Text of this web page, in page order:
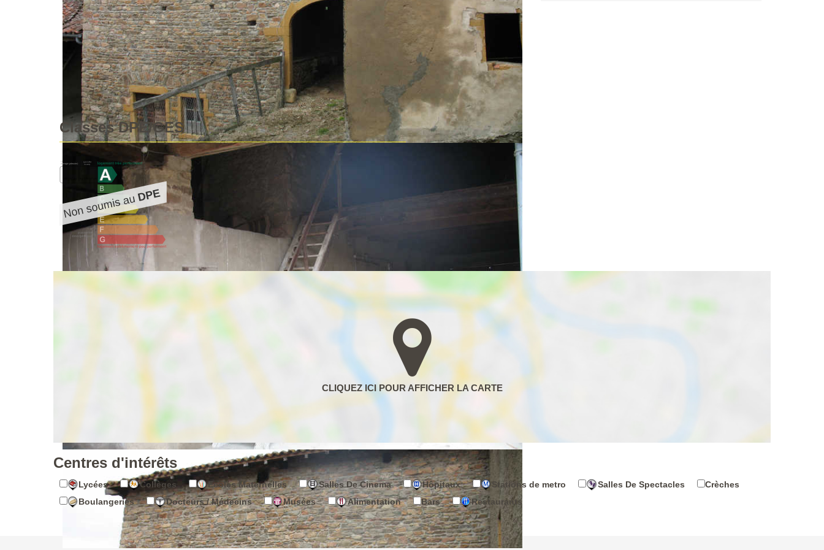
Rare fermette mitoyenne comprenant 50 m² d habitation, hangar, cuvier+cave, belle annexe en pierres, écurie, fort
potentiel d amménagement. 1400 m² de terrain. 6,6 ha de prés et bois loués.
Nos honoraires
Accéder à la visite virtuelle
Partager :
Classes DPE/GES
Centres d'intérêts
Lycées Collèges Ecoles Maternelles Salles De Cinema Hôpitaux Stations de metro Salles De Spectacles
Crèches
Boulangeries
Docteurs / Médecins Musées Alimentation Bars Restaurants